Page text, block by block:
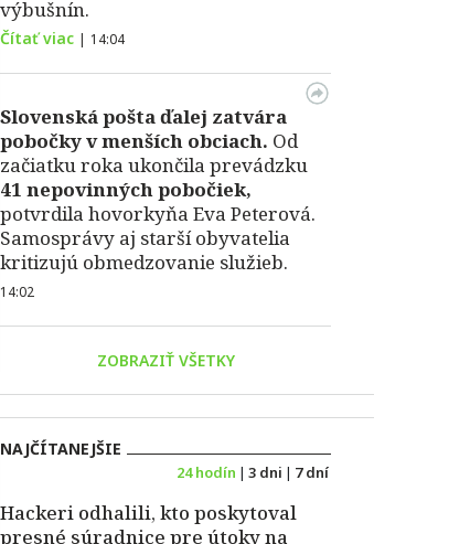
výbušnín.
Čítať viac | 14:04
Slovenská pošta ďalej zatvára
pobočky v menších obciach. Od
začiatku roka ukončila prevádzku
41 nepovinných pobočiek,
potvrdila hovorkyňa Eva Peterová.
Samosprávy aj starší obyvatelia
kritizujú obmedzovanie služieb.
14:02
ZOBRAZIŤ VŠETKY
NAJČÍTANEJŠIE
24 hodín | 3 dni | 7 dní